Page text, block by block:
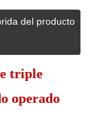
del producto
triple
operado